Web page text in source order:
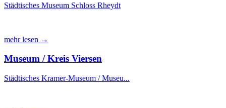
Städtisches Museum Schloss Rheydt
mehr lesen →
Museum / Kreis Viersen
Städtisches Kramer-Museum / Museu...